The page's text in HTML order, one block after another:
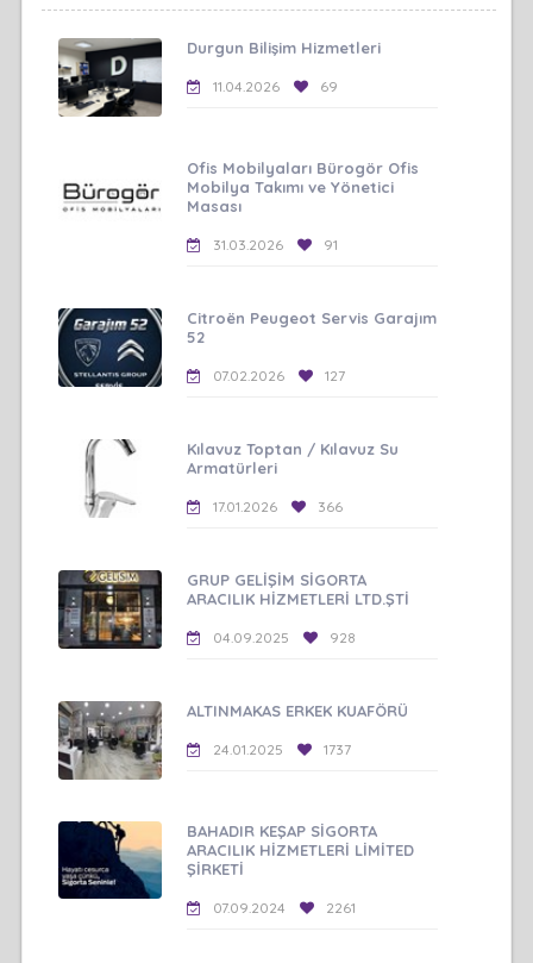
Durgun Bilişim Hizmetleri
11.04.2026 69
Ofis Mobilyaları Bürogör Ofis
Mobilya Takımı ve Yönetici
Masası
31.03.2026 91
Citroën Peugeot Servis Garajım
52
07.02.2026 127
Kılavuz Toptan / Kılavuz Su
Armatürleri
17.01.2026 366
GRUP GELİŞİM SİGORTA
ARACILIK HİZMETLERİ LTD.ŞTİ
04.09.2025 928
ALTINMAKAS ERKEK KUAFÖRÜ
24.01.2025 1737
BAHADIR KEŞAP SİGORTA
ARACILIK HİZMETLERİ LİMİTED
ŞİRKETİ
07.09.2024 2261